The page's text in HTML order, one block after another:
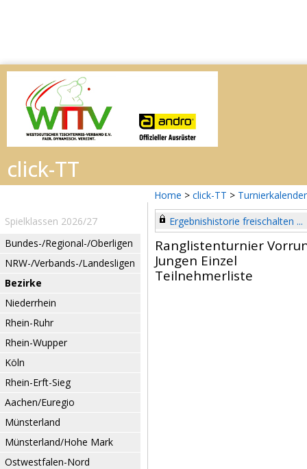
Home > click-TT > Turnierkalender
Spielklassen 2026/27
Bundes-/Regional-/Oberligen
NRW-/Verbands-/Landesligen
Bezirke
Niederrhein
Rhein-Ruhr
Rhein-Wupper
Köln
Rhein-Erft-Sieg
Aachen/Euregio
Münsterland
Münsterland/Hohe Mark
Ostwestfalen-Nord
Ergebnishistorie freischalten ...
Ranglistenturnier
Jungen Einzel
Teilnehmerliste